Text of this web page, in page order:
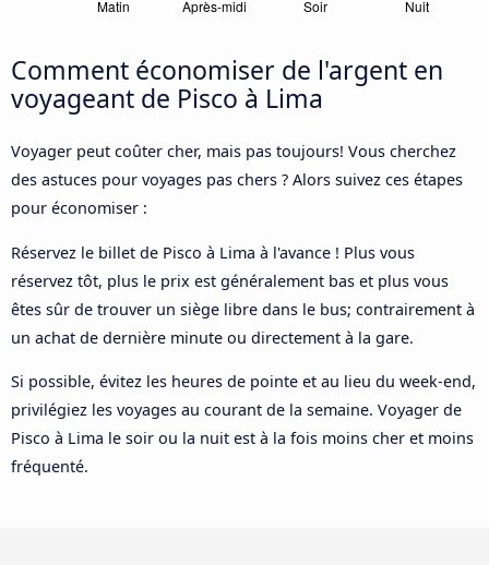
Comment économiser de l'argent en
voyageant de Pisco à Lima
Voyager peut coûter cher, mais pas toujours! Vous cherchez
des astuces pour voyages pas chers ? Alors suivez ces étapes
pour économiser :
Réservez le billet de Pisco à Lima à l'avance ! Plus vous
réservez tôt, plus le prix est généralement bas et plus vous
êtes sûr de trouver un siège libre dans le bus; contrairement à
un achat de dernière minute ou directement à la gare.
Si possible, évitez les heures de pointe et au lieu du week-end,
privilégiez les voyages au courant de la semaine. Voyager de
Pisco à Lima le soir ou la nuit est à la fois moins cher et moins
fréquenté.